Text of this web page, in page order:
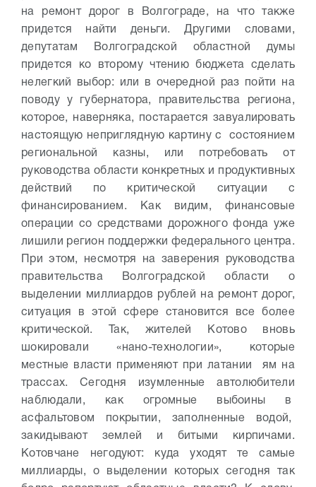
на ремонт дорог в Волгограде, на что также
придется найти деньги. Другими словами,
депутатам Волгоградской областной думы
придется ко второму чтению бюджета сделать
нелегкий выбор: или в очередной раз пойти на
поводу у губернатора, правительства региона,
которое, наверняка, постарается завуалировать
настоящую неприглядную картину с состоянием
региональной казны, или потребовать от
руководства области конкретных и продуктивных
действий по критической ситуации с
финансированием. Как видим, финансовые
операции со средствами дорожного фонда уже
лишили регион поддержки федерального центра.
При этом, несмотря на заверения руководства
правительства Волгоградской области о
выделении миллиардов рублей на ремонт дорог,
ситуация в этой сфере становится все более
критической. Так, жителей Котово вновь
шокировали «нано-технологии», которые
местные власти применяют при латании ям на
трассах. Сегодня изумленные автолюбители
наблюдали, как огромные выбоины в
асфальтовом покрытии, заполненные водой,
закидывают землей и битыми кирпичами.
Котовчане негодуют: куда уходят те самые
миллиарды, о выделении которых сегодня так